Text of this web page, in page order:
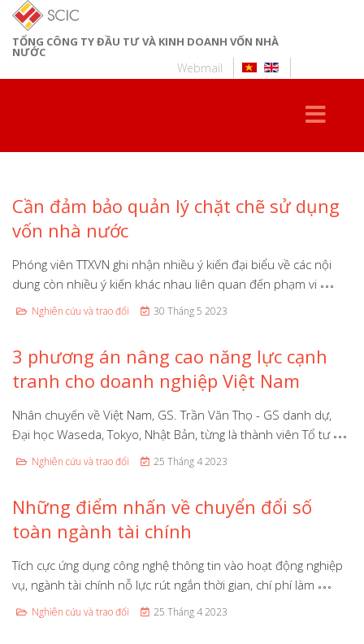
TỔNG CÔNG TY ĐẦU TƯ VÀ KINH DOANH VỐN NHÀ
NƯỚC
Webmail
Cần đảm bảo quản lý chặt chẽ sử dụng
vốn nhà nước
Phóng viên TTXVN ghi nhận nhiều ý kiến đại biểu về các nội
dung còn nhiều ý kiến khác nhau liên quan đến phạm vi
Nghiên cứu và trao đổi 30 Tháng 5 2023
3 phương án nâng cao năng lực cạnh
tranh cho doanh nghiệp Việt Nam
Nhân chuyến về Việt Nam, GS. Trần Văn Thọ - GS danh dự,
Đại học Waseda, Tokyo, Nhật Bản, từng là thành viên Tổ tư
Nghiên cứu và trao đổi 25 Tháng 4 2023
Những điểm nhấn về chuyển đổi số
toàn ngành tài chính
Tích cực ứng dụng công nghệ thông tin vào hoạt động nghiệp
vụ, ngành tài chính nỗ lực rút ngắn thời gian, chí phí làm
Nghiên cứu và trao đổi 25 Tháng 4 2023